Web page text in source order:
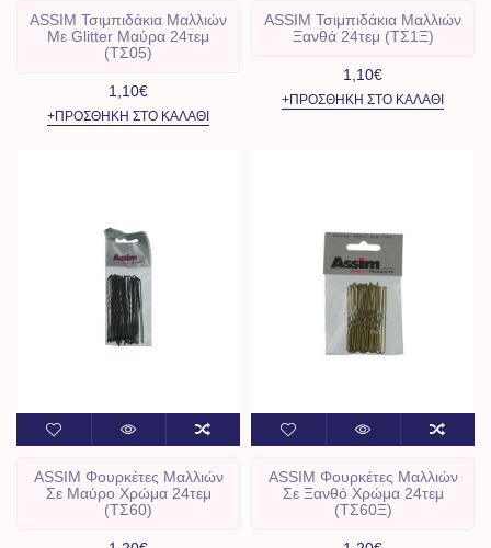
ASSIM Τσιμπιδάκια Μαλλιών
Με Glitter Μαύρα 24τεμ
(ΤΣ05)
1,10€
+ΠΡΟΣΘΉΚΗ ΣΤΟ ΚΑΛΆΘΙ
ASSIM Τσιμπιδάκια Μαλλιών
Ξανθά 24τεμ (ΤΣ1Ξ)
1,10€
+ΠΡΟΣΘΉΚΗ ΣΤΟ ΚΑΛΆΘΙ
ASSIM Φουρκέτες Μαλλιών
Σε Μαύρο Χρώμα 24τεμ
(ΤΣ60)
ASSIM Φουρκέτες Μαλλιών
Σε Ξανθό Χρώμα 24τεμ
(ΤΣ60Ξ)